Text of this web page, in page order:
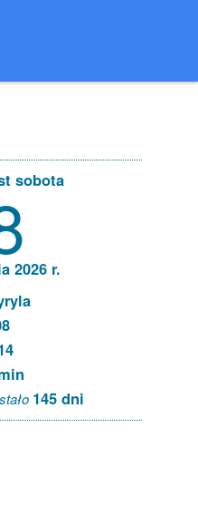
sobota
2026 r.
145 dni